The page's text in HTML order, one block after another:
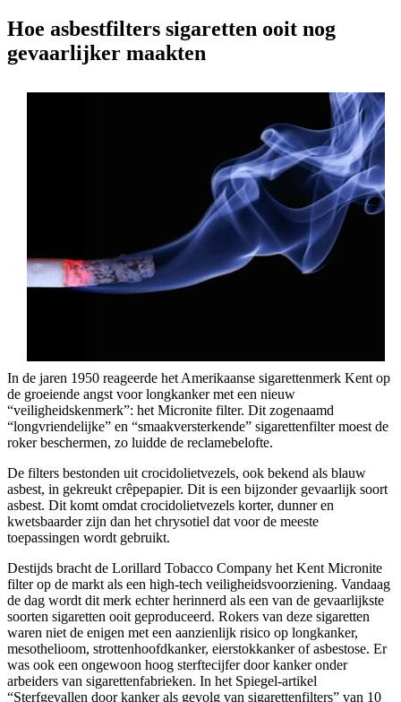
Hoe asbestfilters sigaretten ooit nog
gevaarlijker maakten
In de jaren 1950 reageerde het Amerikaanse sigarettenmerk Kent op
de groeiende angst voor longkanker met een nieuw
“veiligheidskenmerk”: het Micronite filter. Dit zogenaamd
“longvriendelijke” en “smaakversterkende” sigarettenfilter moest de
roker beschermen, zo luidde de reclamebelofte.
De filters bestonden uit crocidolietvezels, ook bekend als blauw
asbest, in gekreukt crêpepapier. Dit is een bijzonder gevaarlijk soort
asbest. Dit komt omdat crocidolietvezels korter, dunner en
kwetsbaarder zijn dan het chrysotiel dat voor de meeste
toepassingen wordt gebruikt.
Destijds bracht de Lorillard Tobacco Company het Kent Micronite
filter op de markt als een high-tech veiligheidsvoorziening. Vandaag
de dag wordt dit merk echter herinnerd als een van de gevaarlijkste
soorten sigaretten ooit geproduceerd. Rokers van deze sigaretten
waren niet de enigen met een aanzienlijk risico op longkanker,
mesothelioom, strottenhoofdkanker, eierstokkanker of asbestose. Er
was ook een ongewoon hoog sterftecijfer door kanker onder
arbeiders van sigarettenfabrieken. In het Spiegel-artikel
“Sterfgevallen door kanker als gevolg van sigarettenfilters” van 10